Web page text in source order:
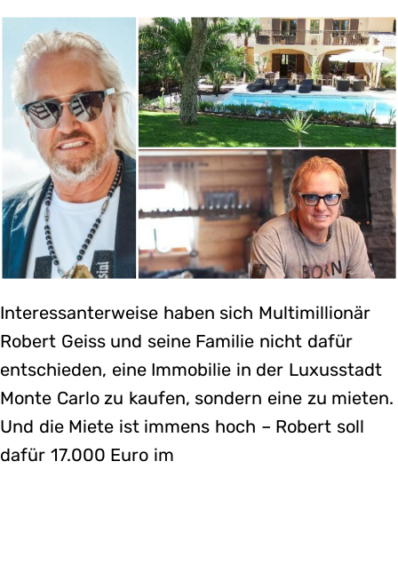
Interessanterweise haben sich Multimillionär
Robert Geiss und seine Familie nicht dafür
entschieden, eine Immobilie in der Luxusstadt
Monte Carlo zu kaufen, sondern eine zu mieten.
Und die Miete ist immens hoch – Robert soll
dafür 17.000 Euro im